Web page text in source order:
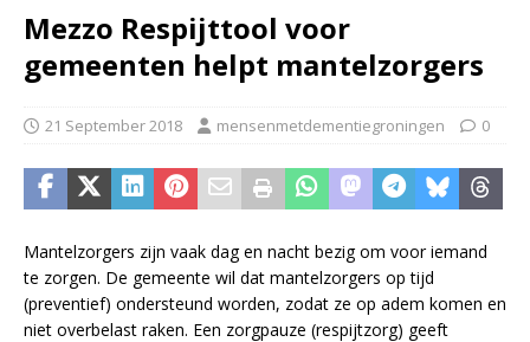
Mezzo Respijttool voor
gemeenten helpt mantelzorgers
21 September 2018 mensenmetdementiegroningen 0
Mantelzorgers zijn vaak dag en nacht bezig om voor iemand
te zorgen. De gemeente wil dat mantelzorgers op tijd
(preventief) ondersteund worden, zodat ze op adem komen en
niet overbelast raken. Een zorgpauze (respijtzorg) geeft